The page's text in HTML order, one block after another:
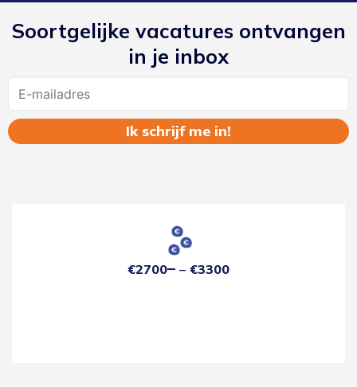
Soortgelijke vacatures ontvangen
in je inbox
€2700 €3300